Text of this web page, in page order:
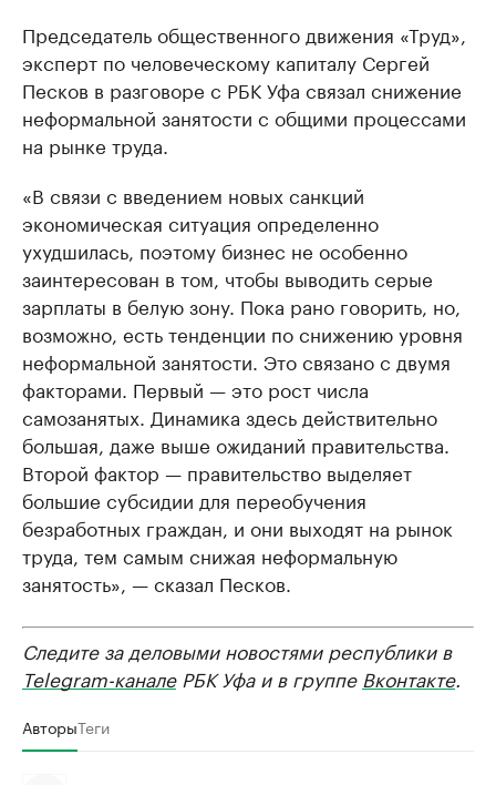
Председатель общественного движения «Труд»,
эксперт по человеческому капиталу Сергей
Песков в разговоре с РБК Уфа связал снижение
неформальной занятости с общими процессами
на рынке труда.
«В связи с введением новых санкций
экономическая ситуация определенно
ухудшилась, поэтому бизнес не особенно
заинтересован в том, чтобы выводить серые
зарплаты в белую зону. Пока рано говорить, но,
возможно, есть тенденции по снижению уровня
неформальной занятости. Это связано с двумя
факторами. Первый — это рост числа
самозанятых. Динамика здесь действительно
большая, даже выше ожиданий правительства.
Второй фактор — правительство выделяет
большие субсидии для переобучения
безработных граждан, и они выходят на рынок
труда, тем самым снижая неформальную
занятость», — сказал Песков.
Следите за деловыми новостями республики в
Telegram-каналеРБК Уфа и в группе Вконтакте.
АвторыТеги